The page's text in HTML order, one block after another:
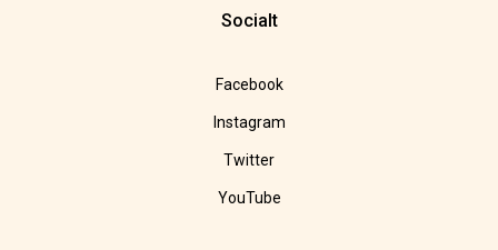
Socialt
Facebook
Instagram
Twitter
YouTube